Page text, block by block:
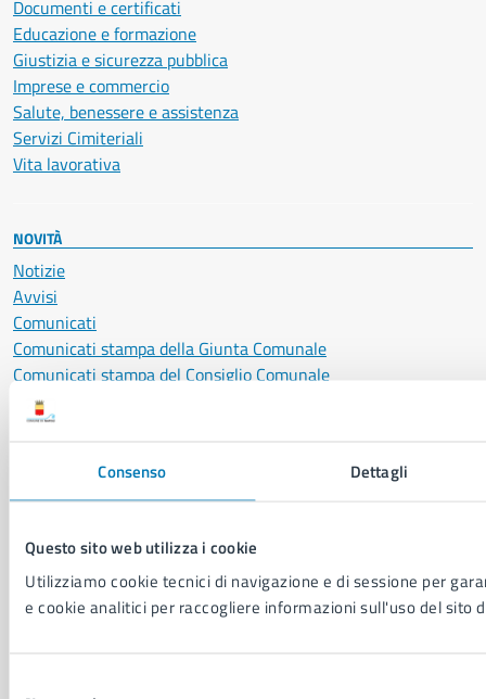
Consenso Dettagli
Questo sito web utilizza i cookie
Utilizziamo cookie tecnici di navigazione e di sessione per
e cookie analitici per raccogliere informazioni sull'uso del sito
Documenti e certificati
Educazione e formazione
Giustizia e sicurezza pubblica
Imprese e commercio
Salute, benessere e assistenza
Servizi Cimiteriali
Vita lavorativa
NOVITÀ
Notizie
Avvisi
Comunicati
Comunicati stampa della Giunta Comunale
Comunicati stampa del Consiglio Comunale
Eventi
CONTATTI